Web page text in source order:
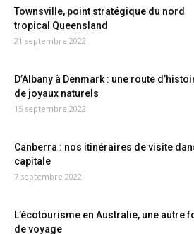
Townsville, point stratégique du nord
tropical Queensland
21 septembre 2022
D’Albany à Denmark : une route
de joyaux naturels
15 septembre 2022
Canberra : nos itinéraires de visite
capitale
7 septembre 2022
L’écotourisme en Australie, une autre
de voyage